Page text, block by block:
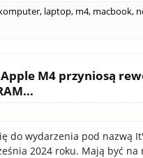
, laptop, m4, macbook,
M4 przyniosą
do wydarzenia pod nazwą
2024 roku. Mają być na